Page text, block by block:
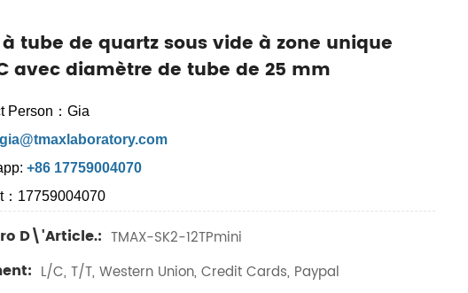
tube de quartz sous vide à zone unique
avec diamètre de tube de 25 mm
Person：Gia
gia@tmaxlaboratory.com
+86 17759004070
：17759004070
D\'article.: TMAX-SK2-12TPmini
L/C, T/T, Western Union, Credit Cards, Paypal